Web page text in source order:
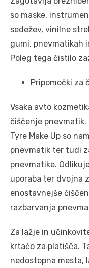
so maske,
sedežev, vinilne
gumi, pnevmatikah
Poleg tega čistilo
Pripomočki za
Vsaka avto
čiščenje pnevmatik.
Tyre Make Up so
pnevmatik ter tudi
pnevmatike.
uporaba ter dvojna
enostavnejše
razbarvanja
Za lažje in
krtačo za platišča.
nedostopna mesta,